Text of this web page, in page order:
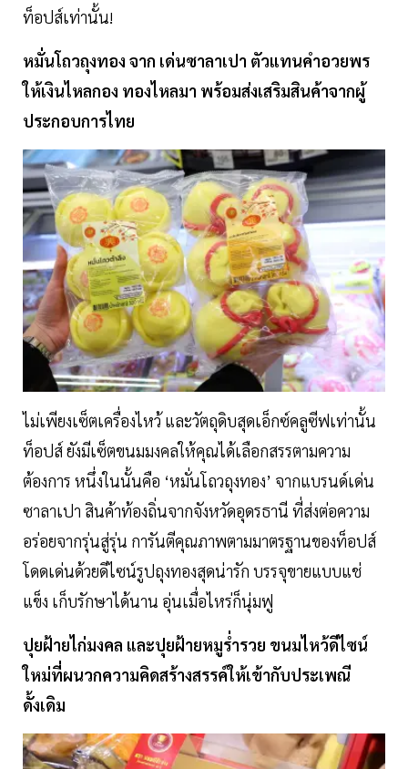
ท็อปส์เท่านั้น!
หมั่นโถวถุงทอง จาก เด่นซาลาเปา ตัวแทนคำอวยพร
ให้เงินไหลกอง ทองไหลมา พร้อมส่งเสริมสินค้าจากผู้
ประกอบการไทย
ไม่เพียงเซ็ตเครื่องไหว้ และวัตถุดิบสุดเอ็กซ์คลูซีฟเท่านั้น
ท็อปส์ ยังมีเซ็ตขนมมงคลให้คุณได้เลือกสรรตามความ
ต้องการ หนึ่งในนั้นคือ ‘หมั่นโถวถุงทอง’ จากแบรนด์เด่น
ซาลาเปา สินค้าท้องถิ่นจากจังหวัดอุดรธานี ที่ส่งต่อความ
อร่อยจากรุ่นสู่รุ่น การันตีคุณภาพตามมาตรฐานของท็อปส์
โดดเด่นด้วยดีไซน์รูปถุงทองสุดน่ารัก บรรจุขายแบบแช่
แข็ง เก็บรักษาได้นาน อุ่นเมื่อไหร่ก็นุ่มฟู
ปุยฝ้ายไก่มงคล และปุยฝ้ายหมูร่ำรวย ขนมไหว้ดีไซน์
ใหม่ที่ผนวกความคิดสร้างสรรค์ให้เข้ากับประเพณี
ดั้งเดิม